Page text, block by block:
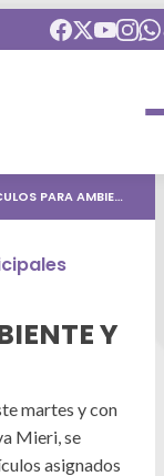
SE INCORPORARON 6 VEHÍCULOS PARA AMBIENTE Y GIRSU
Y
martes y con
Mieri, se
asignados